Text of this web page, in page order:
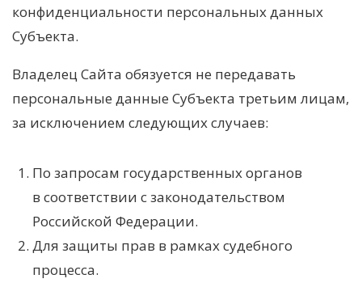
конфиденциальности персональных данных
Субъекта.
Владелец Сайта обязуется не передавать
персональные данные Субъекта третьим лицам,
за исключением следующих случаев:
По запросам государственных органов
в соответствии с законодательством
Российской Федерации.
Для защиты прав в рамках судебного
процесса.